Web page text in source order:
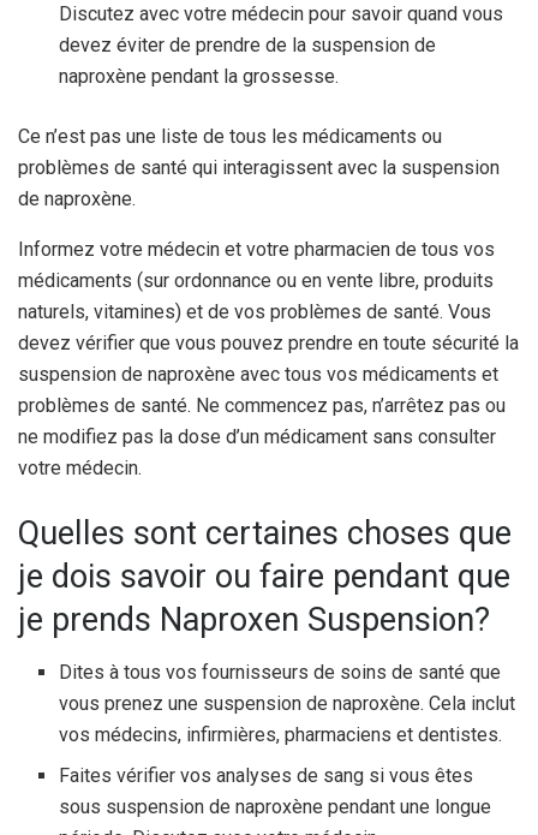
Discutez avec votre médecin pour savoir quand vous
devez éviter de prendre de la suspension de
naproxène pendant la grossesse.
Ce n’est pas une liste de tous les médicaments ou
problèmes de santé qui interagissent avec la suspension
de naproxène.
Informez votre médecin et votre pharmacien de tous vos
médicaments (sur ordonnance ou en vente libre, produits
naturels, vitamines) et de vos problèmes de santé. Vous
devez vérifier que vous pouvez prendre en toute sécurité la
suspension de naproxène avec tous vos médicaments et
problèmes de santé. Ne commencez pas, n’arrêtez pas ou
ne modifiez pas la dose d’un médicament sans consulter
votre médecin.
Quelles sont certaines choses que
je dois savoir ou faire pendant que
je prends Naproxen Suspension?
Dites à tous vos fournisseurs de soins de santé que
vous prenez une suspension de naproxène. Cela inclut
vos médecins, infirmières, pharmaciens et dentistes.
Faites vérifier vos analyses de sang si vous êtes
sous suspension de naproxène pendant une longue